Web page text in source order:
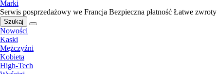
Marki
Serwis posprzedażowy we Francja Bezpieczna płatność Łatwe zwroty
Szukaj
Nowości
Kaski
Mężczyźni
Kobieta
High-Tech